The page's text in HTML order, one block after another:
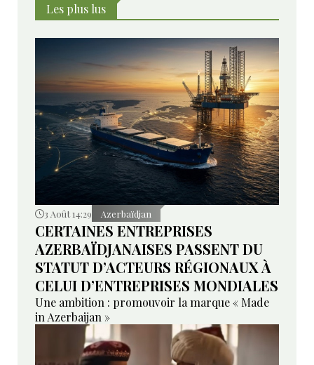
Les plus lus
3 Août 14:29 Azerbaïdjan
CERTAINES ENTREPRISES
AZERBAÏDJANAISES PASSENT DU
STATUT D’ACTEURS RÉGIONAUX À
CELUI D’ENTREPRISES MONDIALES
Une ambition : promouvoir la marque « Made
in Azerbaijan »